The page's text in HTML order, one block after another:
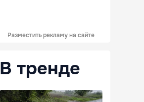
Разместить рекламу на сайте
В тренде